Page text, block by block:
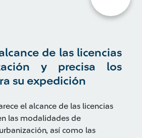
de las licencias
y precisa los
su expedición
el alcance de las licencias
las modalidades de
así como las